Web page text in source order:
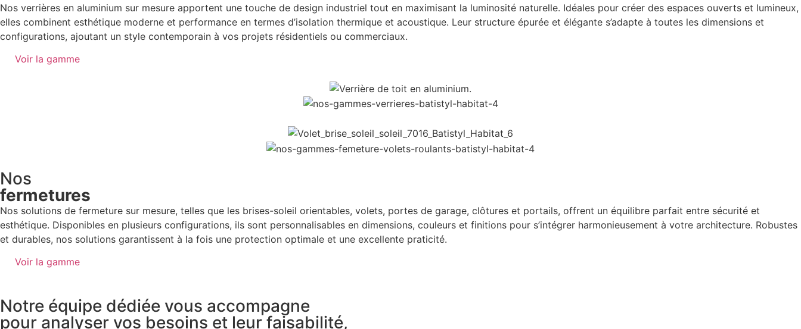
Nos verrières en aluminium sur mesure apportent une touche de design industriel tout en maximisant la luminosité naturelle. Idéales pour créer des espaces ouverts et lumineux,
elles combinent esthétique moderne et performance en termes d’isolation thermique et acoustique. Leur structure épurée et élégante s’adapte à toutes les dimensions et
configurations, ajoutant un style contemporain à vos projets résidentiels ou commerciaux.
Voir la gamme
Nos
fermetures
Nos solutions de fermeture sur mesure, telles que les brises-soleil orientables, volets, portes de garage, clôtures et portails, offrent un équilibre parfait entre sécurité et
esthétique. Disponibles en plusieurs configurations, ils sont personnalisables en dimensions, couleurs et finitions pour s’intégrer harmonieusement à votre architecture. Robustes
et durables, nos solutions garantissent à la fois une protection optimale et une excellente praticité.
Voir la gamme
Notre équipe dédiée vous accompagne
pour analyser vos besoins et leur faisabilité,